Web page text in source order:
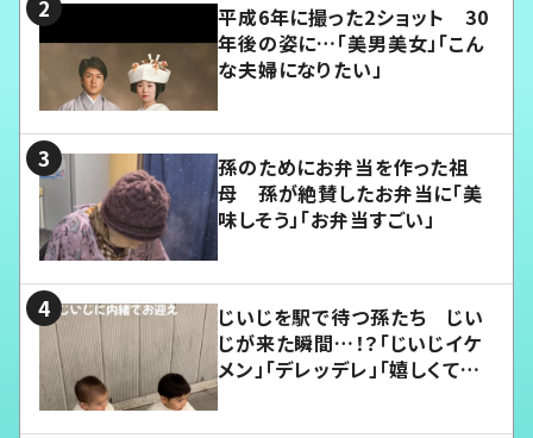
平成6年に撮った2ショット 30
年後の姿に…「美男美女」「こん
な夫婦になりたい」
孫のためにお弁当を作った祖
母 孫が絶賛したお弁当に「美
味しそう」「お弁当すごい」
じいじを駅で待つ孫たち じい
じが来た瞬間…！？「じいじイケ
メン」「デレッデレ」「嬉しくて可